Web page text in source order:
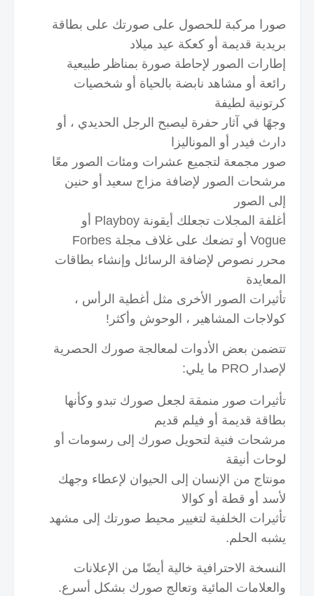
صورا مركبة للحصول على صورتك على بطاقة
بريدية قديمة أو كعكة عيد ميلاد
إطارات الصور لإحاطة صورة بمناظر طبيعية
رائعة أو مشاهد نابضة بالحياة أو شخصيات
كرتونية لطيفة
وجهًا في آثار حفرة ليصبح الرجل الحديدي ، أو
دارث فيدر أو الموناليزا
صور مجمعة لتجميع عشرات ومئات الصور معًا
مرشحات الصور لإضافة مزاج سعيد أو حنين
إلى الصور
أغلفة المجلات تجعلك أيقونة Playboy أو
Vogue أو تضعك على غلاف مجلة Forbes
محرر نصوص لإضافة الرسائل وإنشاء بطاقات
المعايدة
تأثيرات الصور الأخرى مثل أغطية الرأس ،
كولاجات المشاهير ، الوحوش وأكثر!
تتضمن بعض الأدوات لمعالجة صورك الحصرية
لإصدار PRO ما يلي:
تأثيرات صور منمقة لجعل صورك تبدو وكأنها
بطاقة قديمة أو فيلم قديم
مرشحات فنية لتحويل صورك إلى رسومات أو
لوحات أنيقة
مونتاج من الإنسان إلى الحيوان لإعطاء وجهك
لأسد أو قطة أو كوالا
تأثيرات الخلفية لتغيير محيط صورتك إلى مشهد
يشبه الحلم.
النسخة الاحترافية خالية أيضًا من الإعلانات
والعلامات المائية وتعالج صورك بشكل أسرع.